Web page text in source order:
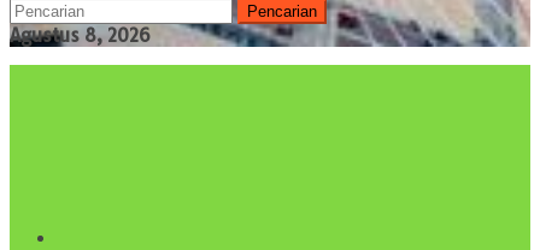
Pencarian
Agustus 8, 2026